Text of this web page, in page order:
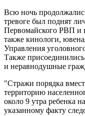
Всю ночь
тревоге был поднят
Первомайского РВП и
также кинологи,
Управления
Также
и неравнодушные
"Стражи порядка
территорию
около 9 утра ребенка
указанному факту